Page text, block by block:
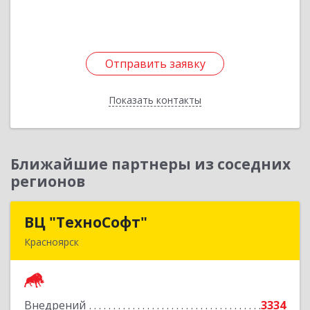
Отправить заявку
Показать контакты
Отправить заявку
Назад
Ближайшие партнеры из соседних
регионов
ВЦ "ТехноСофт"
Красноярск
Внедрений
3334
Подробнее